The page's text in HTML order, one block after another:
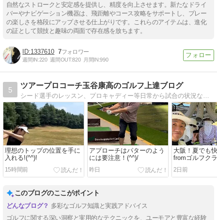
自然なストロークと安定感を提供し、精度を向上させます。新たなドライ
バーやナビゲーション機器は、飛距離やコース攻略をサポートし、プレー
の楽しさを格段にアップさせる仕上がりです。これらのアイテムは、進化
の証として競技と趣味の両面で存在感を放ちます。
1337610 7
週間IN:220 週間OUT:820 月間IN:990
5
ツアープロコーチ玉谷康高のゴルフ上達ブログ
理想のトップの位置を手に
入れる!(^^)!
15時間前
アプローチはパターのよう
には要注意！(^^)/
昨日
大阪！夏でも
fromゴルフク
(^^)/
2日前
このブログのここがポイント
多彩なゴルフ知識と実践アドバイス
ゴルフに関する深い洞察と実用的なテクニックを、ユーモアと豊富な経験